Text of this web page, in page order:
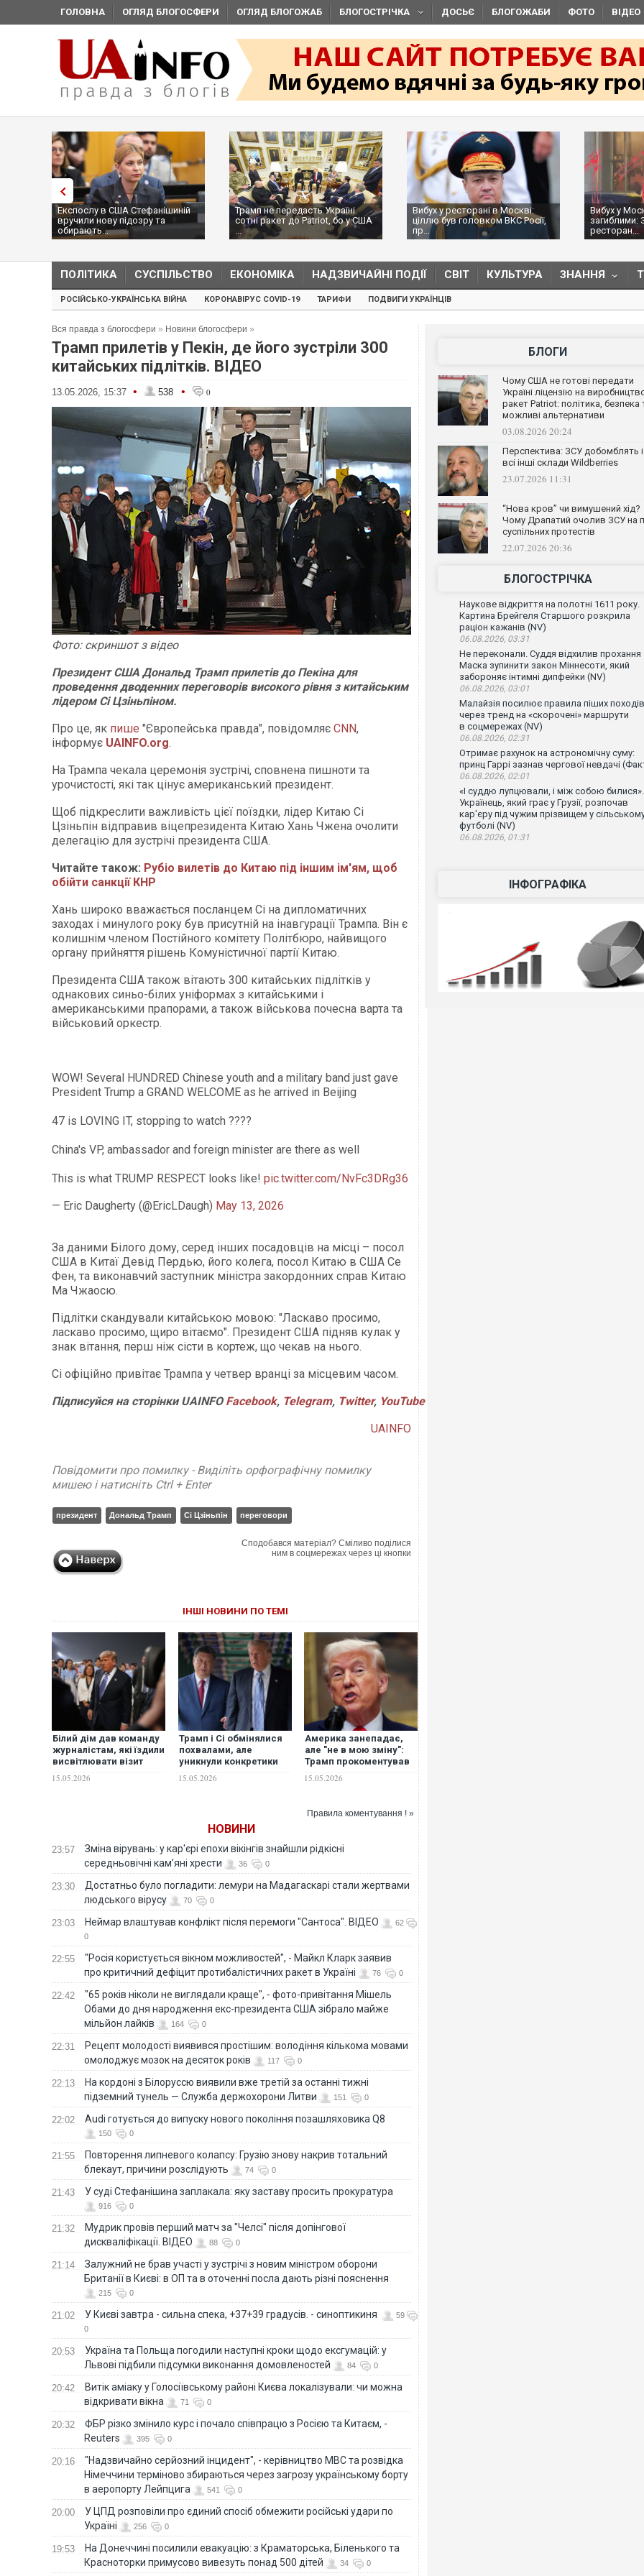
ГОЛОВНА ОГЛЯД БЛОГОСФЕРИ ОГЛЯД БЛОГОЖАБ БЛОГОСТРІЧКА ДОСЬЄ БЛОГОЖАБИ ФОТО ВІДЕО
Експослу в США Стефанішиній
вручили нову підозру та
обирають...
Трамп не передасть Україні
сотні ракет до Patriot, бо у США
...
Вибух у ресторані в Москві:
ціллю був головком ВКС Росії,
пр...
Вибух у
загиблими:
ресторан...
ПОЛІТИКА СУСПІЛЬСТВО ЕКОНОМІКА НАДЗВИЧАЙНІ ПОДІЇ СВІТ КУЛЬТУРА ЗНАННЯ
РОСІЙСЬКО-УКРАЇНСЬКА ВІЙНА КОРОНАВІРУС COVID-19 ТАРИФИ ПОДВИГИ УКРАЇНЦІВ
Вся правда з блогосфери » Новини блогосфери »
Трамп прилетів у Пекін, де його зустріли 300
китайських підлітків. ВІДЕО
13.05.2026, 15:37 • 538 • 0
Фото: скриншот з відео
Президент США Дональд Трамп прилетів до Пекіна для
проведення дводенних переговорів високого рівня з китайським
лідером Сі Цзіньпіном.
Про це, як пише "Європейська правда", повідомляє CNN,
інформує UAINFO.org.
На Трампа чекала церемонія зустрічі, сповнена пишноти та
урочистості, які так цінує американський президент.
Щоб підкреслити важливість цієї поїздки, лідер Китаю Сі
Цзіньпін відправив віцепрезидента Китаю Хань Чжена очолити
делегацію для зустрічі президента США.
Читайте також: Рубіо вилетів до Китаю під іншим ім'ям, щоб
обійти санкції КНР
Хань широко вважається посланцем Сі на дипломатичних
заходах і минулого року був присутній на інавгурації Трампа. Він є
колишнім членом Постійного комітету Політбюро, найвищого
органу прийняття рішень Комуністичної партії Китаю.
Президента США також вітають 300 китайських підлітків у
однакових синьо-білих уніформах з китайськими і
американськими прапорами, а також військова почесна варта та
військовий оркестр.
WOW! Several HUNDRED Chinese youth and a military band just gave
President Trump a GRAND WELCOME as he arrived in Beijing
47 is LOVING IT, stopping to watch ????
China's VP, ambassador and foreign minister are there as well
This is what TRUMP RESPECT looks like! pic.twitter.com/NvFc3DRg36
— Eric Daugherty (@EricLDaugh) May 13, 2026
За даними Білого дому, серед інших посадовців на місці – посол
США в Китаї Девід Пердью, його колега, посол Китаю в США Се
Фен, та виконавчий заступник міністра закордонних справ Китаю
Ма Чжаосю.
Підлітки скандували китайською мовою: "Ласкаво просимо,
ласкаво просимо, щиро вітаємо". Президент США підняв кулак у
знак вітання, перш ніж сісти в кортеж, що чекав на нього.
Сі офіційно привітає Трампа у четвер вранці за місцевим часом.
Підписуйся на сторінки UAINFO Facebook, Telegram, Twitter, YouTube
UAINFO
Повідомити про помилку - Виділіть орфографічну помилку
мишею і натисніть Ctrl + Enter
президент Дональд Трамп Сі Цзіньпін переговори
Сподобався матеріал? Сміливо поділися
ним в соцмережах через ці кнопки
ІНШІ НОВИНИ ПО ТЕМІ
Білий дім дав команду
журналістам, які їздили
висвітлювати візит
викинути смартфони —
15.05.2026
Трамп і Сі обмінялися
похвалами, але
уникнули конкретики
— NYT
15.05.2026
Америка занепадає,
але "не в мою зміну":
Трамп прокоментував
15.05.2026
Правила коментування ! »
НОВИНИ
23:57
Зміна вірувань: у кар'єрі епохи вікінгів знайшли рідкісні
середньовічні кам’яні хрести
36 0
23:30
Достатньо було погладити: лемури на Мадагаскарі стали жертвами
людського вірусу
70 0
23:03 Неймар влаштував конфлікт після перемоги "Сантоса". ВІДЕО
62
0
22:55
"Росія користується вікном можливостей", - Майкл Кларк заявив
про критичний дефіцит протибалістичних ракет в Україні
76 0
22:42
"65 років ніколи не виглядали краще", - фото-привітання Мішель
Обами до дня народження екс-президента США зібрало майже
мільйон лайків
164 0
22:31
Рецепт молодості виявився простішим: володіння кількома мовами
омолоджує мозок на десяток років
117 0
22:13
На кордоні з Білоруссю виявили вже третій за останні тижні
підземний тунель — Служба держохорони Литви
151 0
22:02 Audi готується до випуску нового покоління позашляховика Q8
150 0
21:55
Повторення липневого колапсу: Грузію знову накрив тотальний
блекаут, причини розслідують
74 0
21:43 У суді Стефанішина заплакала: яку заставу просить прокуратура
916 0
21:32
Мудрик провів перший матч за "Челсі" після допінгової
дискваліфікації. ВІДЕО
88 0
21:14
Залужний не брав участі у зустрічі з новим міністром оборони
Британії в Києві: в ОП та в оточенні посла дають різні пояснення
215 0
21:02 У Києві завтра - сильна спека, +37+39 градусів. - синоптикиня
59
0
20:53
Україна та Польща погодили наступні кроки щодо ексгумацій: у
Львові підбили підсумки виконання домовленостей
84 0
20:42
Витік аміаку у Голосіївському районі Києва локалізували: чи можна
відкривати вікна
71 0
20:32
ФБР різко змінило курс і почало співпрацю з Росією та Китаєм, -
Reuters
395 0
20:16
"Надзвичайно серйозний інцидент", - керівництво МВС та розвідка
Німеччини терміново збираються через загрозу українському борту
в аеропорту Лейпцига
541 0
20:00
У ЦПД розповіли про єдиний спосіб обмежити російські удари по
Україні
256 0
19:53
На Донеччині посилили евакуацію: з Краматорська, Біленького та
Красноторки примусово вивезуть понад 500 дітей
34 0
БЛОГИ
Чому США не готові передати
Україні ліцензію на
ракет Patriot: політика, безпека
можливі альтернативи
03.08.2026 20:24
Перспектива: ЗСУ добомблять і
всі інші склади Wildberries
23.07.2026 11:31
“Нова кров” чи вимушений хід?
Чому Драпатий очолив ЗСУ на
суспільних протестів
22.07.2026 20:36
БЛОГОСТРІЧКА
Наукове відкриття на полотні 1611 року.
Картина Брейгеля Старшого розкрила
раціон кажанів (NV)
06.08.2026, 03:31
Не переконали. Суддя відхилив прохання
Маска зупинити закон Міннесоти, який
забороняє інтимні дипфейки (NV)
06.08.2026, 03:01
Малайзія посилює правила піших походів
через тренд на «скорочені» маршрути
в соцмережах (NV)
06.08.2026, 02:31
Отримає рахунок на астрономічну суму:
принц Гаррі зазнав чергової невдачі
06.08.2026, 02:01
«І суддю лупцювали, і між собою билися».
Українець, який грає у Грузії, розпочав
кар'єру під чужим прізвищем у
футболі (NV)
06.08.2026, 01:31
ІНФОГРАФІКА